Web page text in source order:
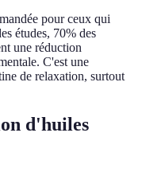
pour ceux qui
études, 70% des
une réduction
C'est une
de relaxation, surtout
d'huiles